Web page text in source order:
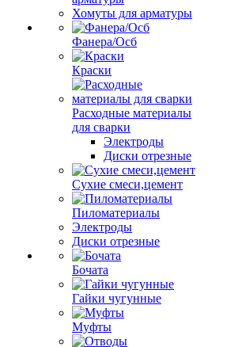
Хомуты для арматуры
Фанера/Осб
Краски
Расходные материалы
для сварки
Электроды
Диски отрезные
Сухие смеси,цемент
Пиломатериалы
Электроды
Диски отрезные
Бочата
Гайки чугунные
Муфты